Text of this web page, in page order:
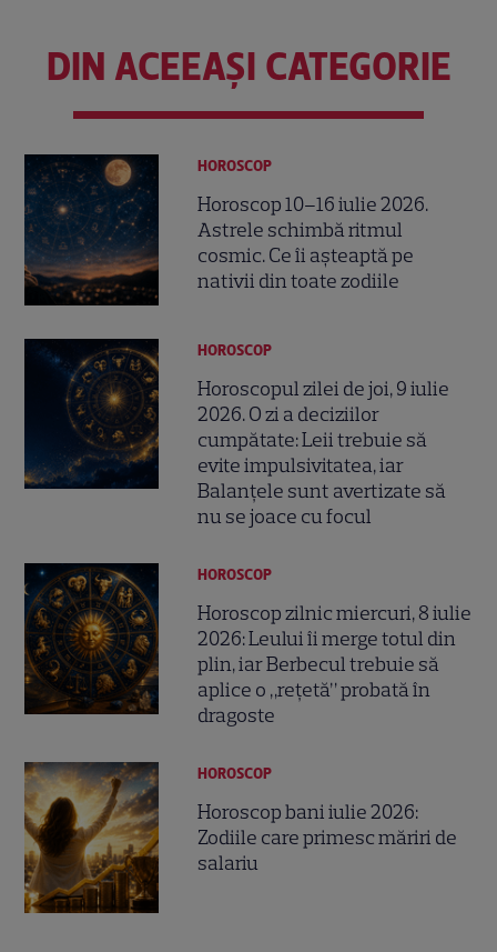
DIN ACEEAȘI CATEGORIE
HOROSCOP
Horoscop 10–16 iulie 2026.
Astrele schimbă ritmul
cosmic. Ce îi așteaptă pe
nativii din toate zodiile
HOROSCOP
Horoscopul zilei de joi, 9 iulie
2026. O zi a deciziilor
cumpătate: Leii trebuie să
evite impulsivitatea, iar
Balanțele sunt avertizate să
nu se joace cu focul
HOROSCOP
Horoscop zilnic miercuri, 8 iulie
2026: Leului îi merge totul din
plin, iar Berbecul trebuie să
aplice o „rețetă” probată în
dragoste
HOROSCOP
Horoscop bani iulie 2026:
Zodiile care primesc măriri de
salariu